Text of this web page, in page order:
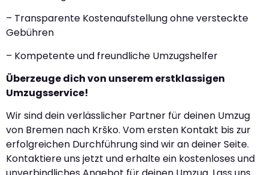
– Transparente Kostenaufstellung ohne versteckte
Gebühren
– Kompetente und freundliche Umzugshelfer
Überzeuge dich von unserem erstklassigen
Umzugsservice!
Wir sind dein verlässlicher Partner für deinen Umzug
von Bremen nach Krško. Vom ersten Kontakt bis zur
erfolgreichen Durchführung sind wir an deiner Seite.
Kontaktiere uns jetzt und erhalte ein kostenloses und